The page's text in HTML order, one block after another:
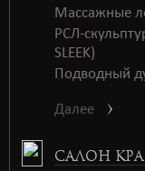
САЛОН
Массажные
РСЛ-
SLEEK)
Подводный
Далее